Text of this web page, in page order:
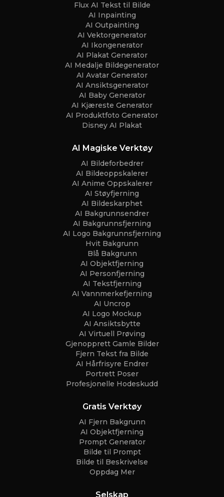
Flux AI Tekst til Bilde
AI Inpainting
AI Outpainting
AI Vektorgenerator
AI Ikongenerator
AI Plakat Generator
AI Medalje Bildegenerator
AI Avatar Generator
AI Ansiktsgenerator
AI Baby Generator
AI Kjæreste Generator
AI Produktfoto Generator
Disney AI Plakat
AI Magiske Verktøy
AI Bildeforbedrer
AI Bildeoppskalerer
AI Anime Oppskalerer
AI Støyfjerning
AI Bildeskarphet
AI Bakgrunnsendrer
AI Bakgrunnsfjerning
AI Logo Bakgrunnsfjerning
Hvit Bakgrunn
Blå Bakgrunn
AI Objektfjerning
AI Personfjerning
AI Tekstfjerning
AI Vannmerkefjerning
AI Uncrop
AI Logo Mockup
AI Ansiktsbytte
AI Virtuell Prøving
Gjenopprett Gamle Bilder
Fjern Tekst fra Bilde
AI Hårfrisyre Endrer
Portrett Poser
Profesjonelle Hodeskudd
Gratis Verktøy
AI Fjern Bakgrunn
AI Objektfjerning
Prompt Generator
Bilde til Prompt
Bilde til Beskrivelse
Oppdag Mer
Selskap